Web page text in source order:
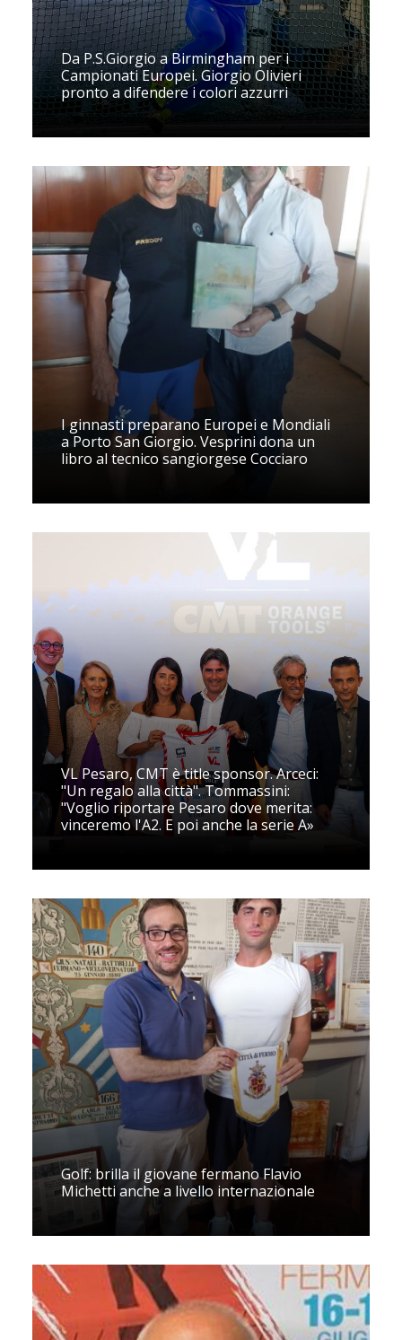
Da P.S.Giorgio a Birmingham per i
Campionati Europei. Giorgio Olivieri
pronto a difendere i colori azzurri
I ginnasti preparano Europei e Mondiali
a Porto San Giorgio. Vesprini dona un
libro al tecnico sangiorgese Cocciaro
VL Pesaro, CMT è title sponsor. Arceci:
"Un regalo alla città". Tommassini:
"Voglio riportare Pesaro dove merita:
vinceremo l'A2. E poi anche la serie A»
Golf: brilla il giovane fermano Flavio
Michetti anche a livello internazionale